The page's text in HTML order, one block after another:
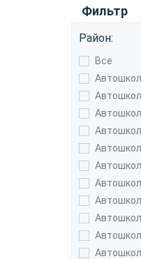
Фильтр
Район:
Все